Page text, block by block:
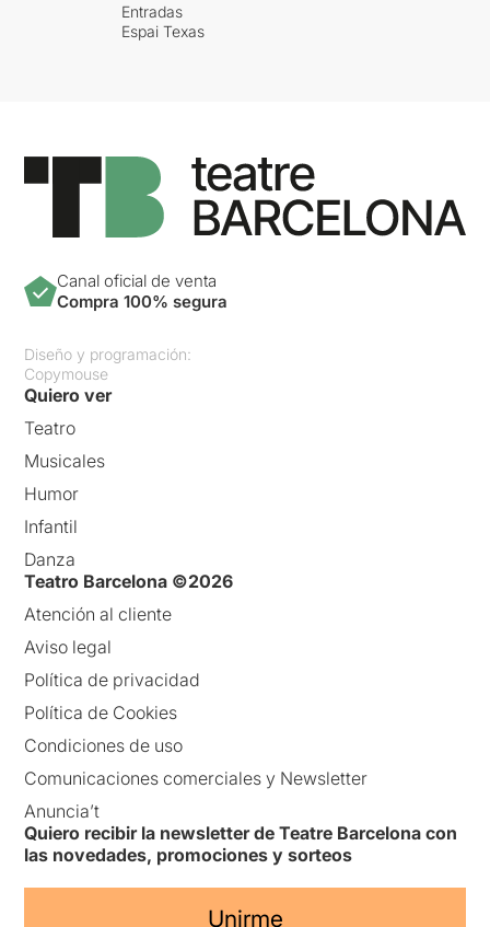
Entradas
Espai Texas
Canal oficial de venta
Compra 100% segura
Diseño y programación:
Copymouse
Quiero ver
Teatro
Musicales
Humor
Infantil
Danza
Teatro Barcelona ©2026
Atención al cliente
Aviso legal
Política de privacidad
Política de Cookies
Condiciones de uso
Comunicaciones comerciales y Newsletter
Anuncia’t
Quiero recibir la newsletter de Teatre Barcelona con
las novedades, promociones y sorteos
Unirme